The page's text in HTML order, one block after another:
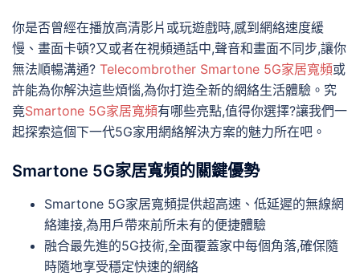
你是否曾經在播放高清影片或玩遊戲時,感到網絡速度緩
慢、畫面卡頓?又或者在視頻通話中,聲音和畫面不同步,讓你
無法順暢溝通? Telecombrother Smartone 5G家居寬頻或
許能為你解決這些煩惱,為你打造全新的網絡生活體驗。究
竟Smartone 5G家居寬頻有哪些亮點,值得你選擇?讓我們一
起探索這個下一代5G家用網絡解決方案的魅力所在吧。
Smartone 5G家居寬頻的關鍵優勢
Smartone 5G家居寬頻提供超高速、低延遲的無線網
絡連接,為用戶帶來前所未有的便捷體驗
融合最先進的5G技術,全面覆蓋家中每個角落,確保隨
時隨地享受穩定快速的網絡